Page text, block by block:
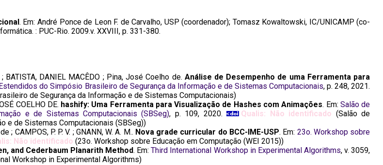
. Em: André Ponce de Leon F. de Carvalho, USP (coordenador); Tomasz Kowaltowski, IC/UNICAMP (co-
: PUC-Rio. 2009.v. XXVIII, p. 331-380.
; BATISTA, DANIEL MACÊDO ; Pina, José Coelho de. Análise de Desempenho de uma Ferramenta para
do Simpósio Brasileiro de Segurança da Informação e de Sistemas Computacionais, p. 248, 2021.
de Segurança da Informação e de Sistemas Computacionais)
COELHO DE. hashify: Uma Ferramenta para Visualização de Hashes com Animações. Em: Salão de
e de Sistemas Computacionais (SBSeg), p. 109, 2020. Qualis: Não identificado (Salão de
e de Sistemas Computacionais (SBSeg))
; CAMPOS, P. P. V. ; GNANN, W. A. M.. Nova grade curricular do BCC-IME-USP. Em: 23o. Workshop sobre
Não identificado (23o. Workshop sobre Educação em Computação (WEI 2015))
and Cederbaum Planarith Method. Em:Third International Workshop in Experimental Algorithms, v. 3059,
Workshop in Experimental Algorithms)